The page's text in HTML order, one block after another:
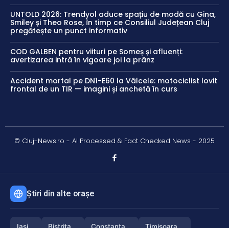
UNTOLD 2026: Trendyol aduce spațiu de modă cu Gina,
Smiley și Theo Rose, în timp ce Consiliul Județean Cluj
pregătește un punct informativ
COD GALBEN pentru viituri pe Someș și afluenți:
avertizarea intră în vigoare joi la prânz
Accident mortal pe DN1-E60 la Vâlcele: motociclist lovit
frontal de un TIR — imagini și anchetă în curs
© Cluj-News.ro - AI Processed & Fact Checked News - 2025
Știri din alte orașe